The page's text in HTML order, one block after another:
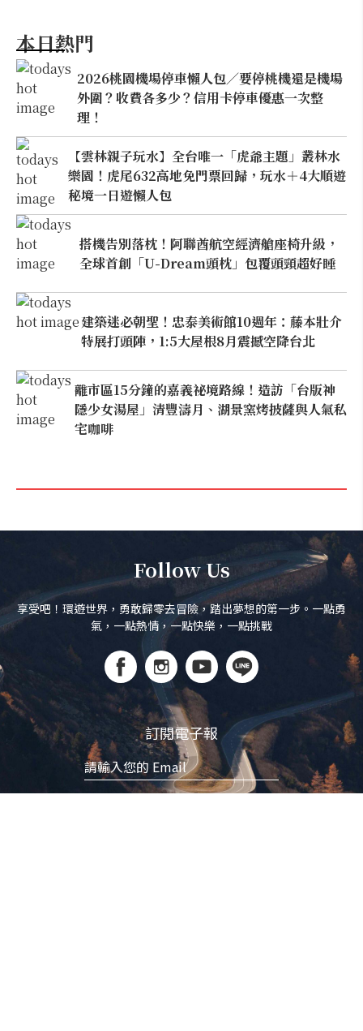
本日熱門
2026桃園機場停車懶人包／要停桃機還是機場
外圍？收費各多少？信用卡停車優惠一次整
理！
【雲林親子玩水】全台唯一「虎爺主題」叢林水
樂園！虎尾632高地免門票回歸，玩水＋4大順遊
秘境一日遊懶人包
搭機告別落枕！阿聯酋航空經濟艙座椅升級，
全球首創「U-Dream頭枕」包覆頭頸超好睡
建築迷必朝聖！忠泰美術館10週年：藤本壯介
特展打頭陣，1:5大屋根8月震撼空降台北
離市區15分鐘的嘉義祕境路線！造訪「台版神
隱少女湯屋」清豐濤月、湖景窯烤披薩與人氣私
宅咖啡
Follow Us
享受吧！環遊世界，勇敢歸零去冒險，踏出夢想的第一步。一點勇
氣，一點熱情，一點快樂，一點挑戰
訂閱電子報